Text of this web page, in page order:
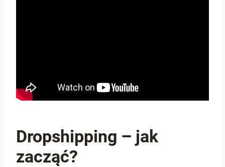
Dropshipping – jak
zacząć?